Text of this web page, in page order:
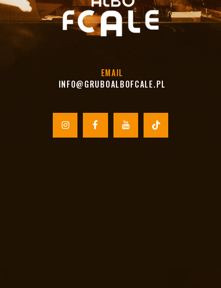
EMAIL
INFO@GRUBOALBOFCALE.PL